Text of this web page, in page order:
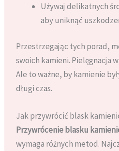
Używaj delikatnych
aby uniknąć
Przestrzegając tych porad,
swoich kamieni. Pielęgnacja
Ale to ważne, by kamienie
długi czas.
Jak przywrócić blask
Przywrócenie blasku
wymaga różnych metod.